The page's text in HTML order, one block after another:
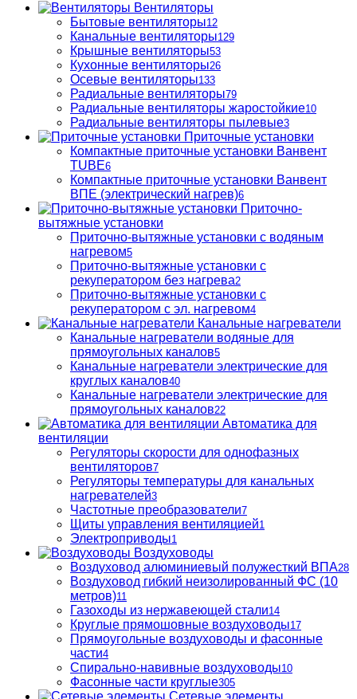
Вентиляторы
Бытовые вентиляторы12
Канальные вентиляторы129
Крышные вентиляторы53
Кухонные вентиляторы26
Осевые вентиляторы133
Радиальные вентиляторы79
Радиальные вентиляторы жаростойкие10
Радиальные вентиляторы пылевые3
Приточные установки
Компактные приточные установки Ванвент
TUBE6
Компактные приточные установки Ванвент
ВПЕ (электрический нагрев)6
Приточно-
вытяжные установки
Приточно-вытяжные установки с водяным
нагревом5
Приточно-вытяжные установки с
рекуператором без нагрева2
Приточно-вытяжные установки с
рекуператором с эл. нагревом4
Канальные нагреватели
Канальные нагреватели водяные для
прямоугольных каналов5
Канальные нагреватели электрические для
круглых каналов40
Канальные нагреватели электрические для
прямоугольных каналов22
Автоматика для
вентиляции
Регуляторы скорости для однофазных
вентиляторов7
Регуляторы температуры для канальных
нагревателей3
Частотные преобразователи7
Щиты управления вентиляцией1
Электроприводы1
Воздуховоды
Воздуховод алюминиевый полужесткий ВПА28
Воздуховод гибкий неизолированный ФС (10
метров)11
Газоходы из нержавеющей стали14
Круглые прямошовные воздуховоды17
Прямоугольные воздуховоды и фасонные
части4
Спирально-навивные воздуховоды10
Фасонные части круглые305
Сетевые элементы